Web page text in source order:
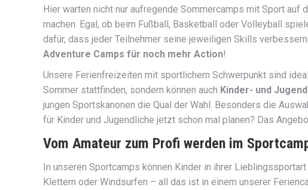
Hier warten nicht nur aufregende Sommercamps mit Sport
machen. Egal, ob beim Fußball, Basketball oder Volleyball
dafür, dass jeder Teilnehmer seine jeweiligen Skills
Adventure Camps für noch mehr Action!
Unsere Ferienfreizeiten mit sportlichem Schwerpunkt sind
Sommer stattfinden, sondern können auch Kinder- und
jungen Sportskanonen die Qual der Wahl. Besonders die
für Kinder und Jugendliche jetzt schon mal planen? Das
Vom Amateur zum Profi werden im
In unseren Sportcamps können Kinder in ihrer
Klettern oder Windsurfen – all das ist in einem unserer